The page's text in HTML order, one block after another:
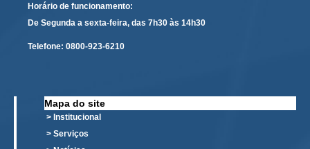
META 9 do CNJ
Pauta Digital
Horário de funcionamento:
De Segunda a sexta-feira, das 7h30 às 14h30
Telefone: 0800-923-6210
Mapa do site
> Institucional
> Serviços